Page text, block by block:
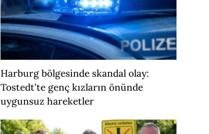
Harburg bölgesinde skandal olay:
Tostedt’te genç kızların önünde
uygunsuz hareketler